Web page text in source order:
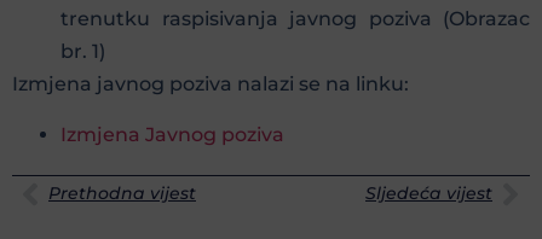
trenutku raspisivanja javnog poziva (Obrazac
br. 1)
Izmjena javnog poziva nalazi se na linku:
Izmjena Javnog poziva
Prethodna vijest Sljedeća vijest